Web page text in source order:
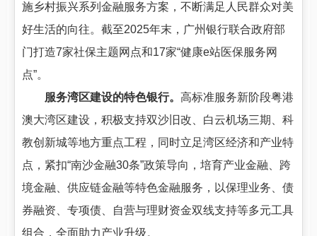
施乡村振兴系列金融服务方案，不断满足人民群众对美
好生活的向往。截至2025年末，广州银行联合政府部
门打造7家社保主题网点和17家“健康e站医保服务网
点”。
服务湾区建设的特色银行。 高标准服务新阶段粤港
澳大湾区建设，积极支持双沙旧改、白云机场三期、科
教创新城等地方重点工程，同时立足湾区经济和产业特
点，紧扣“南沙金融30条”政策导向，培育产业金融、跨
境金融、供应链金融等特色金融服务，以保理业务、债
券融资、专项债、自营与理财资金双线支持等多元工具
组合，全面助力产业升级。